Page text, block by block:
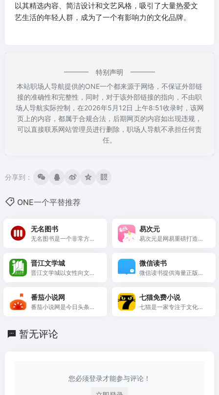
以其精选内容、简洁设计和文艺风格，吸引了大量热爱文
艺生活的年轻人群，成为了一个有影响力的文化品牌。
特别声明
本站职场人导航提供的ONE一个都来源于网络，不保证外部链
接的准确性和完整性，同时，对于该外部链接的指向，不由职
场人导航实际控制，在2026年5月12日 上午8:51收录时，该网
页上的内容，都属于合规合法，后期网页的内容如出现违规，
可以直接联系网站管理员进行删除，职场人导航不承担任何责
任。
分享到：
ONE一个平替推荐
无名图书
无名图书是一个非常方便
易次元
易次元是网易重磅打造的
风，甜酥男神语音，给你
沉浸式恋爱体验！
晋江文学城
晋江文学城以女性向文学
微信读书
微信读书提供海量正版书
现跨屏阅读。与微信好友
一起发现更多精品好书，
番茄小说网
番茄小说网是今日头条旗
七猫免费小说
七猫是一家专注于文化娱
暂无评论
您必须登录才能参与评论！